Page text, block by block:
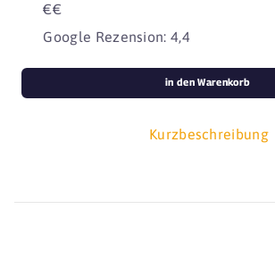
€€
Google Rezension: 4,4
Kurzbeschreibung
in den Warenkorb